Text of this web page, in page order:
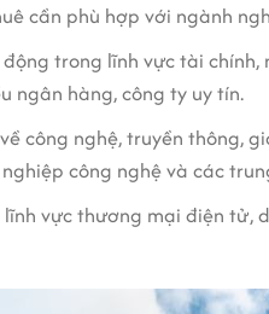
cần phù hợp với ngành
trong lĩnh vực tài
ngân hàng, công ty uy tín.
công nghệ, truyền thông,
công nghệ và các
vực thương mại điện tử,